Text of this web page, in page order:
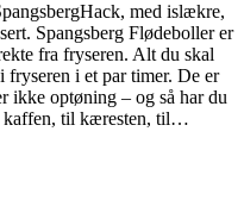
med islækre,
Spangsberg Flødeboller er
fra fryseren. Alt du skal
i et par timer. De er
ikke optøning – og så har du
kaffen, til kæresten, til…